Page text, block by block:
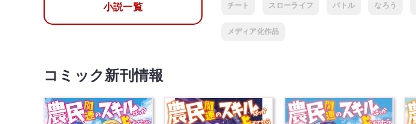
小説一覧 チート スローライフ バトル なろう
メディア化作品
コミック新刊情報